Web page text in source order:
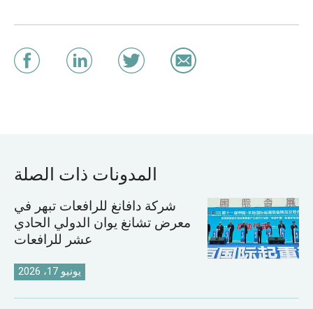
المدونات ذات الصلة
شركة دافانغ للرافعات تبهر في
معرض تشانغ يوان الدولي الحادي
عشر للرافعات
يونيو 17، 2026